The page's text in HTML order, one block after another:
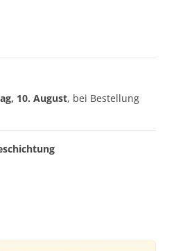
10. August, bei Bestellung